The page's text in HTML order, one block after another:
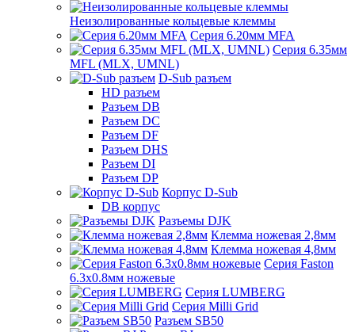
Неизолированные кольцевые клеммы
Серия 6.20мм MFA
Серия 6.35мм
MFL (MLX, UMNL)
D-Sub разъем
HD разъем
Разъем DB
Разъем DC
Разъем DF
Разъем DHS
Разъем DI
Разъем DP
Корпус D-Sub
DB корпус
Разъемы DJK
Клемма ножевая 2,8мм
Клемма ножевая 4,8мм
Серия Faston
6.3х0.8мм ножевые
Серия LUMBERG
Серия Milli Grid
Разъем SB50